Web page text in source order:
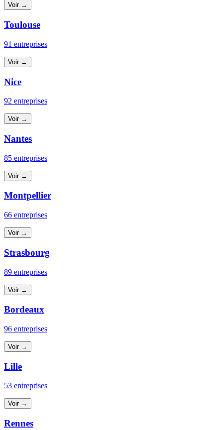
Voir →
Toulouse
91 entreprises
Voir →
Nice
92 entreprises
Voir →
Nantes
85 entreprises
Voir →
Montpellier
66 entreprises
Voir →
Strasbourg
89 entreprises
Voir →
Bordeaux
96 entreprises
Voir →
Lille
53 entreprises
Voir →
Rennes